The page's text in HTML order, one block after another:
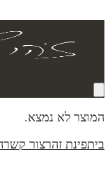
המוצר לא נמצא.
ביתפינת זהרצור קשר